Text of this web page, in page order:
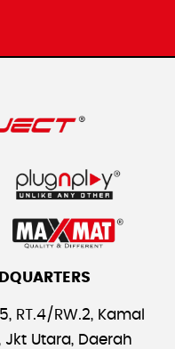
RT.4/RW.2, Kamal
Jkt Utara, Daerah